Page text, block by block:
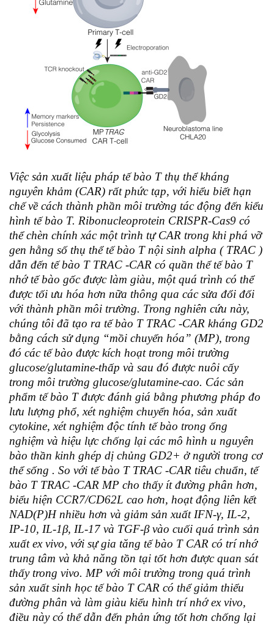
Việc sản xuất liệu pháp tế bào T thụ thể kháng
nguyên khảm (CAR) rất phức tạp, với hiểu biết hạn
chế về cách thành phần môi trường tác động đến kiểu
hình tế bào T. Ribonucleoprotein CRISPR-Cas9 có
thể chèn chính xác một trình tự CAR trong khi phá vỡ
gen hằng số thụ thể tế bào T nội sinh alpha ( TRAC )
dẫn đến tế bào T TRAC -CAR có quần thể tế bào T
nhớ tế bào gốc được làm giàu, một quá trình có thể
được tối ưu hóa hơn nữa thông qua các sửa đổi đối
với thành phần môi trường. Trong nghiên cứu này,
chúng tôi đã tạo ra tế bào T TRAC -CAR kháng GD2
bằng cách sử dụng “mồi chuyển hóa” (MP), trong
đó các tế bào được kích hoạt trong môi trường
glucose/glutamine-thấp và sau đó được nuôi cấy
trong môi trường glucose/glutamine-cao. Các sản
phẩm tế bào T được đánh giá bằng phương pháp đo
lưu lượng phổ, xét nghiệm chuyển hóa, sản xuất
cytokine, xét nghiệm độc tính tế bào trong ống
nghiệm và hiệu lực chống lại các mô hình u nguyên
bào thần kinh ghép dị chủng GD2+ ở người trong cơ
thể sống . So với tế bào T TRAC -CAR tiêu chuẩn, tế
bào T TRAC -CAR MP cho thấy ít đường phân hơn,
biểu hiện CCR7/CD62L cao hơn, hoạt động liên kết
NAD(P)H nhiều hơn và giảm sản xuất IFN-γ, IL-2,
IP-10, IL-1β, IL-17 và TGF-β vào cuối quá trình sản
xuất ex vivo, với sự gia tăng tế bào T CAR có trí nhớ
trung tâm và khả năng tồn tại tốt hơn được quan sát
thấy trong vivo. MP với môi trường trong quá trình
sản xuất sinh học tế bào T CAR có thể giảm thiểu
đường phân và làm giàu kiểu hình trí nhớ ex vivo,
điều này có thể dẫn đến phản ứng tốt hơn chống lại